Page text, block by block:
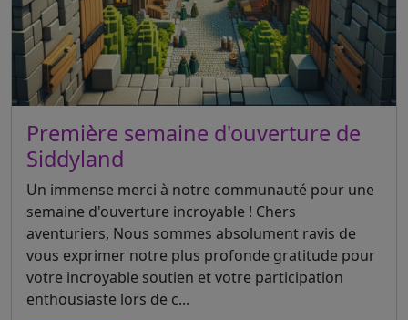
Première semaine d'ouverture de
Siddyland
Un immense merci à notre communauté pour une
semaine d'ouverture incroyable ! Chers
aventuriers, Nous sommes absolument ravis de
vous exprimer notre plus profonde gratitude pour
votre incroyable soutien et votre participation
enthousiaste lors de c...